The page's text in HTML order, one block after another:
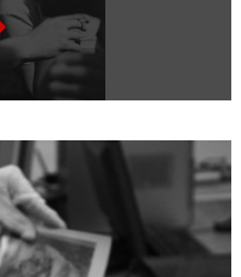
, SPACEROWICZE